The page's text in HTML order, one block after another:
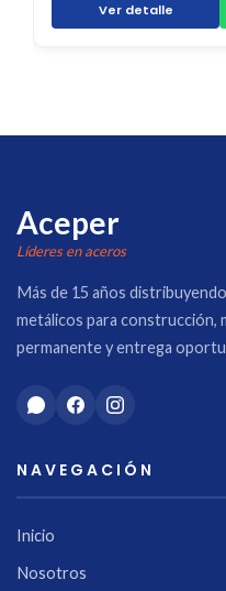
Ver detalle
Aceper
Líderes en aceros
Más de 15 años
metálicos para construcción,
permanente y entrega
NAVEGACIÓN
Inicio
Nosotros